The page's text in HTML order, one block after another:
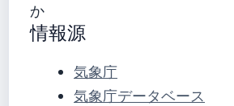
か
情報源
気象庁
気象庁データベース